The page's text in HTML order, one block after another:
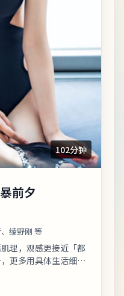
102分钟
前夕
绫野刚 等
理，观感更接近「都
更多用具体生活细节
桥倒影的风...